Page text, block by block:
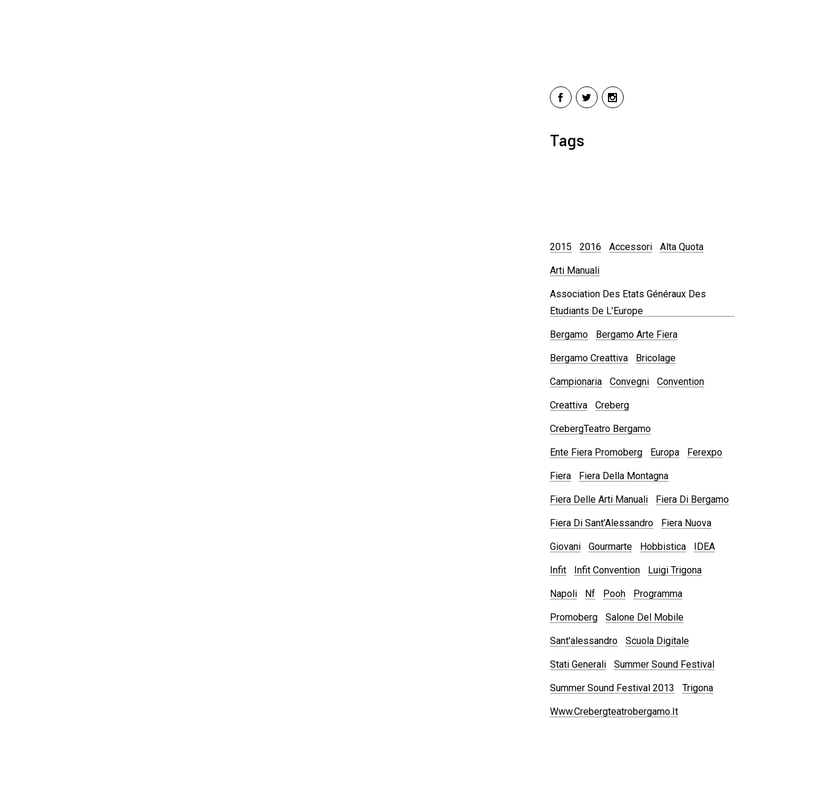
Tags
2015 2016 Accessori Alta Quota
Arti Manuali
Association Des Etats Généraux Des
Etudiants De L’Europe
Bergamo Bergamo Arte Fiera
Bergamo Creattiva Bricolage
Campionaria Convegni Convention
Creattiva Creberg
CrebergTeatro Bergamo
Ente Fiera Promoberg Europa Ferexpo
Fiera Fiera Della Montagna
Fiera Delle Arti Manuali Fiera Di Bergamo
Fiera Di Sant’Alessandro Fiera Nuova
Giovani Gourmarte Hobbistica IDEA
Infit Infit Convention Luigi Trigona
Napoli Nf Pooh Programma
Promoberg Salone Del Mobile
Sant'alessandro Scuola Digitale
Stati Generali Summer Sound Festival
Summer Sound Festival 2013 Trigona
Www.crebergteatrobergamo.it